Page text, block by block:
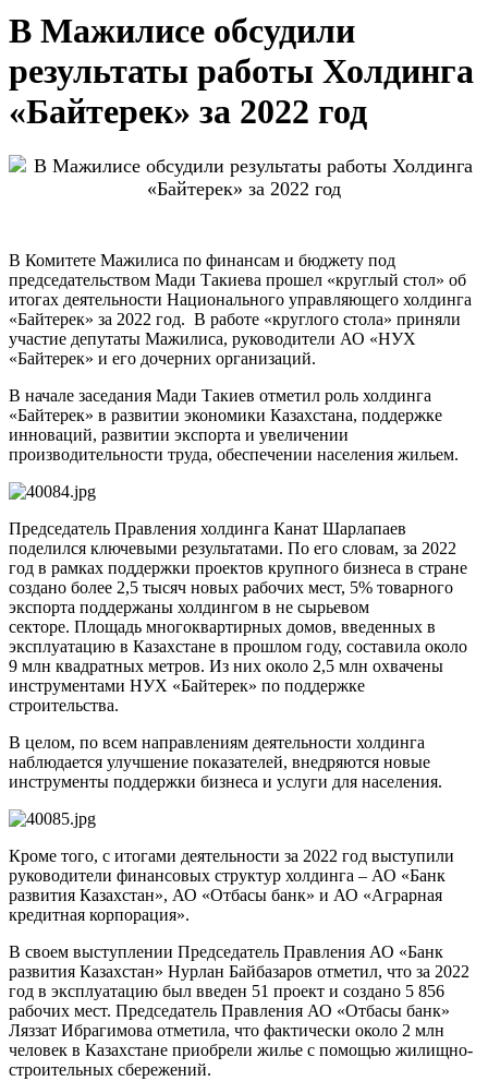
В Мажилисе обсудили
результаты работы Холдинга
«Байтерек» за 2022 год
В Комитете Мажилиса по финансам и бюджету под
председательством Мади Такиева прошел «круглый стол» об
итогах деятельности Национального управляющего холдинга
«Байтерек» за 2022 год. В работе «круглого стола» приняли
участие депутаты Мажилиса, руководители АО «НУХ
«Байтерек» и его дочерних организаций.
В начале заседания Мади Такиев отметил роль холдинга
«Байтерек» в развитии экономики Казахстана, поддержке
инноваций, развитии экспорта и увеличении
производительности труда, обеспечении населения жильем.
Председатель Правления холдинга Канат Шарлапаев
поделился ключевыми результатами. По его словам, за 2022
год в рамках поддержки проектов крупного бизнеса в стране
создано более 2,5 тысяч новых рабочих мест, 5% товарного
экспорта поддержаны холдингом в не сырьевом
секторе. Площадь многоквартирных домов, введенных в
эксплуатацию в Казахстане в прошлом году, составила около
9 млн квадратных метров. Из них около 2,5 млн охвачены
инструментами НУХ «Байтерек» по поддержке
строительства.
В целом, по всем направлениям деятельности холдинга
наблюдается улучшение показателей, внедряются новые
инструменты поддержки бизнеса и услуги для населения.
Кроме того, с итогами деятельности за 2022 год выступили
руководители финансовых структур холдинга – АО «Банк
развития Казахстан», АО «Отбасы банк» и АО «Аграрная
кредитная корпорация».
В своем выступлении Председатель Правления АО «Банк
развития Казахстан» Нурлан Байбазаров отметил, что за 2022
год в эксплуатацию был введен 51 проект и создано 5 856
рабочих мест. Председатель Правления АО «Отбасы банк»
Ляззат Ибрагимова отметила, что фактически около 2 млн
человек в Казахстане приобрели жилье с помощью жилищно-
строительных сбережений.